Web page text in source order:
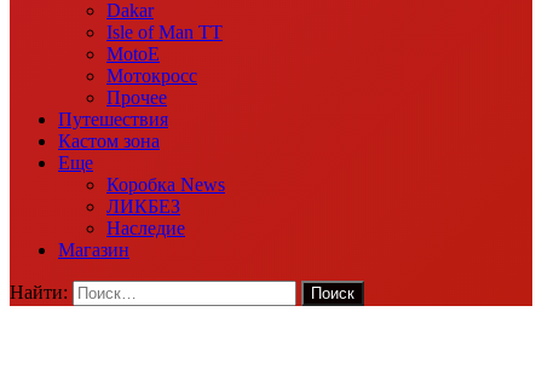
Dakar
Isle of Man TT
MotoE
Мотокросс
Прочее
Путешествия
Кастом зона
Еще
Коробка News
ЛИКБЕЗ
Наследие
Магазин
Найти: